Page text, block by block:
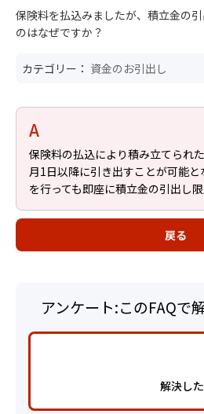
保険料を払込みましたが、積立金の
のはなぜですか？
カテゴリー： 資金のお引出し
保険料の払込により積み立てられ
月1日以降に引き出すことが可能
を行っても即座に積立金の引出し
戻る
アンケート:このFAQで
解決した